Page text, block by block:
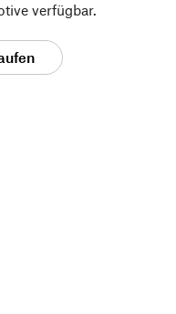
verfügbar.